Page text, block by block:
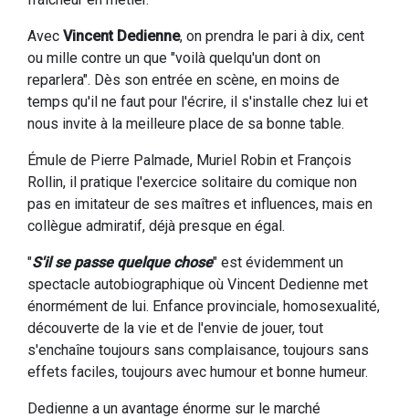
Avec Vincent Dedienne, on prendra le pari à dix, cent
ou mille contre un que "voilà quelqu'un dont on
reparlera". Dès son entrée en scène, en moins de
temps qu'il ne faut pour l'écrire, il s'installe chez lui et
nous invite à la meilleure place de sa bonne table.
Émule de Pierre Palmade, Muriel Robin et François
Rollin, il pratique l'exercice solitaire du comique non
pas en imitateur de ses maîtres et influences, mais en
collègue admiratif, déjà presque en égal.
"S'il se passe quelque chose" est évidemment un
spectacle autobiographique où Vincent Dedienne met
énormément de lui. Enfance provinciale, homosexualité,
découverte de la vie et de l'envie de jouer, tout
s'enchaîne toujours sans complaisance, toujours sans
effets faciles, toujours avec humour et bonne humeur.
Dedienne a un avantage énorme sur le marché